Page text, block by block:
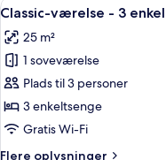
2
alle
billeder
af
Classic-
værelse
-
3
Classic-værelse - 3
25 m²
1 soveværelse
Plads til 3 personer
3 enkeltsenge
Gratis Wi-Fi
Flere oplysninger
Flere